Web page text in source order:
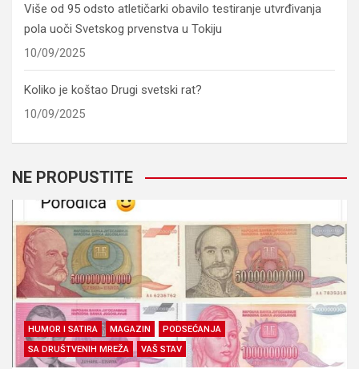
Više od 95 odsto atletičarki obavilo testiranje utvrđivanja
pola uoči Svetskog prvenstva u Tokiju
10/09/2025
Koliko je koštao Drugi svetski rat?
10/09/2025
NE PROPUSTITE
HUMOR I SATIRA MAGAZIN
PODSEĆANJA
SA DRUŠTVENIH MREŽA
VAŠ STAV